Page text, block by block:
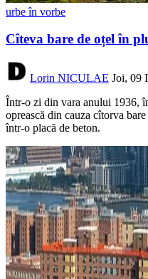
urbe în vorbe
Cîteva bare de oțel în
Lorin NICULAE Joi, 09
Într-o zi din vara anului 1936,
oprească din cauza cîtorva
într-o placă de beton.